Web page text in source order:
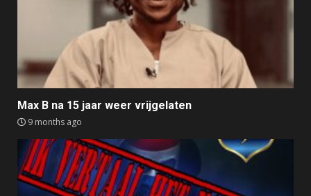
Max B na 15 jaar weer vrijgelaten
9 months ago